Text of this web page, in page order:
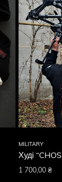
MILITARY
Худі
1 700,00 ₴